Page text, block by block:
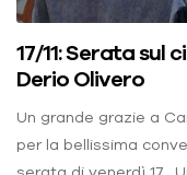
17/11: Serata sul
Derio Olivero
Un grande grazie a
per la bellissima